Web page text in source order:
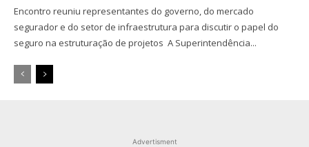
Encontro reuniu representantes do governo, do mercado
segurador e do setor de infraestrutura para discutir o papel do
seguro na estruturação de projetos A Superintendência...
Advertisment